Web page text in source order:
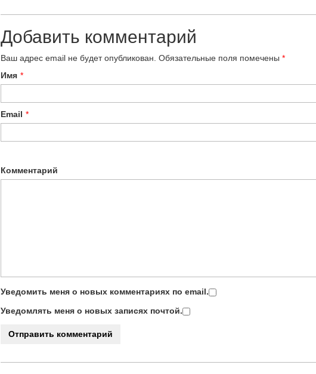
Добавить комментарий
Ваш адрес email не будет опубликован. Обязательные поля помечены *
Имя *
Email *
Комментарий
Уведомить меня о новых комментариях по email.
Уведомлять меня о новых записях почтой.